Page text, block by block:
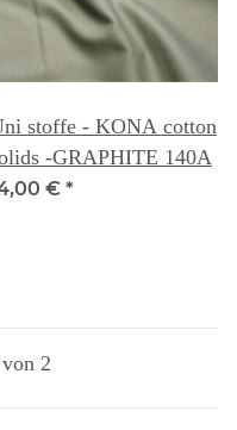
stoffe - KONA cotton
-GRAPHITE 140A
€ *
2